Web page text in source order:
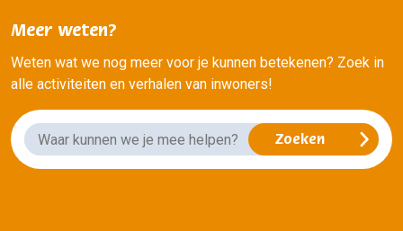
Meer weten?
Weten wat we nog meer voor je kunnen betekenen? Zoek in
alle activiteiten en verhalen van inwoners!